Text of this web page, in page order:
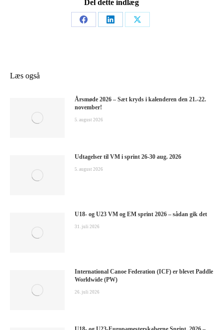
Del dette indlæg
Share
Share
Share
Læs også
Årsmøde 2026 – Sæt kryds i kalenderen den 21.-22.
november!
5. august 2026
Udtagelser til VM i sprint 26-30 aug. 2026
5. august 2026
U18- og U23 VM og EM sprint 2026 – sådan gik det
31. juli 2026
International Canoe Federation (ICF) er blevet Paddle
Worldwide (PW)
26. juli 2026